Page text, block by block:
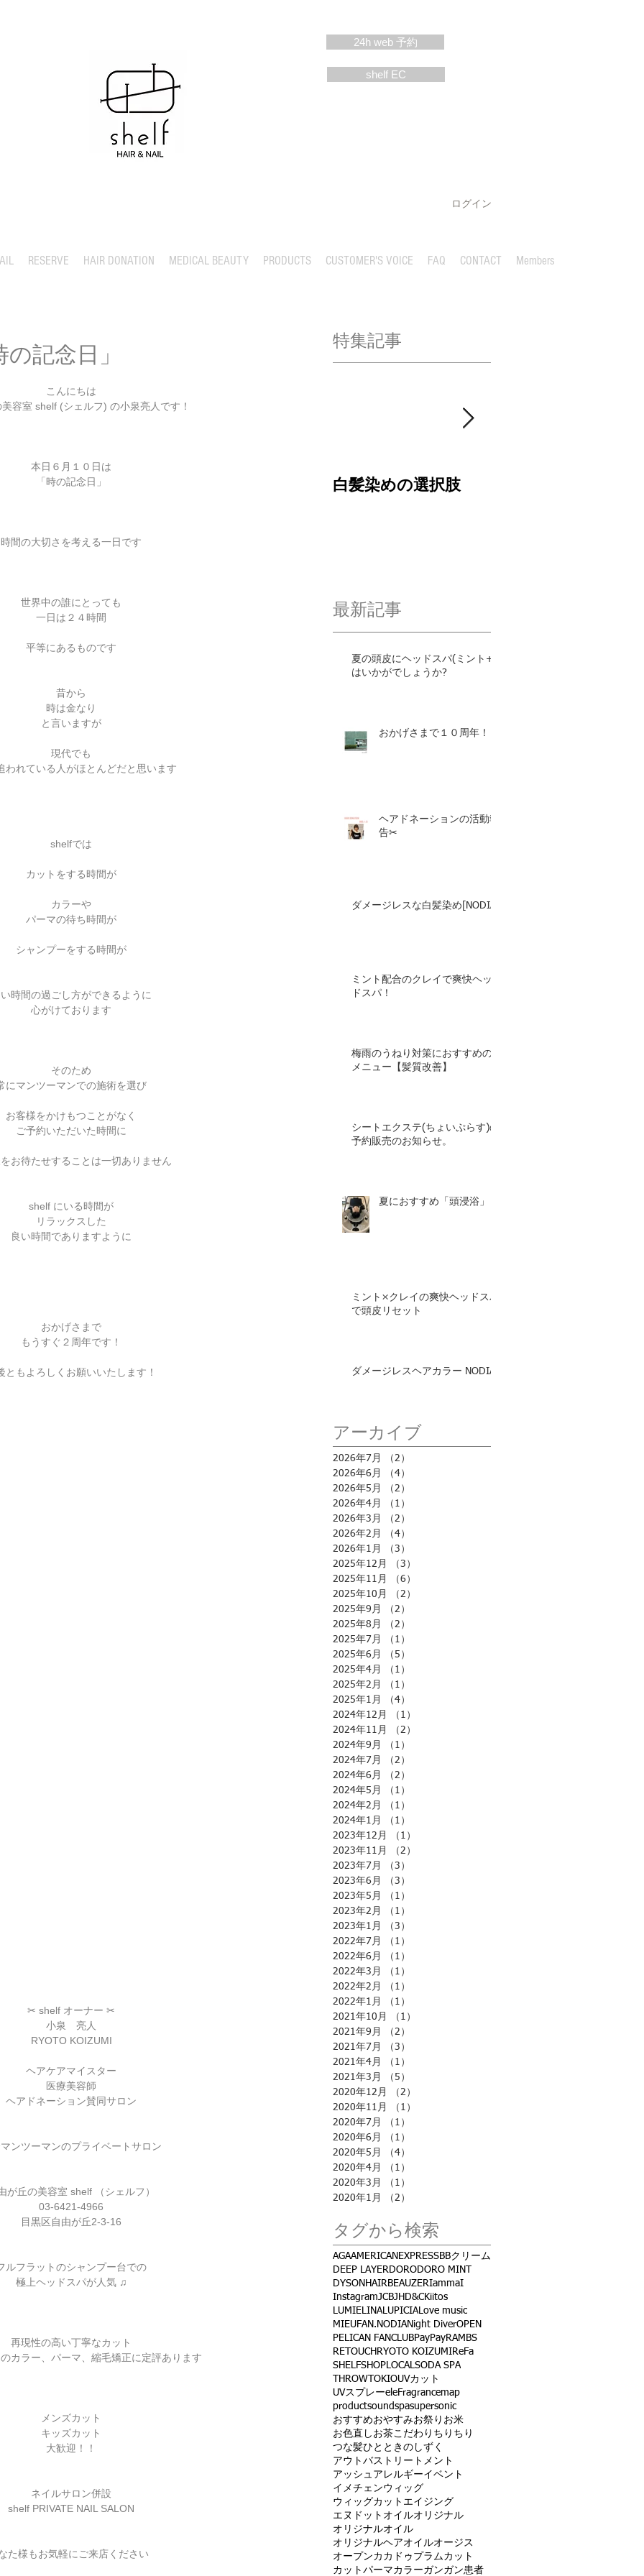
24h web 予約
shelf EC
ログイン
RESERVE HAIR DONATION MEDICAL BEAUTY PRODUCTS CUSTOMER'S VOICE FAQ CONTACT Members
記念日」
こんにちは
容室 shelf (シェルフ) の小泉亮人です！
本日６月１０日は
「時の記念日」
時間の大切さを考える一日です
世界中の誰にとっても
一日は２４時間
平等にあるものです
昔から
時は金なり
と言いますが
現代でも
われている人がほとんどだと思います
shelfでは
カットをする時間が
カラーや
パーマの待ち時間が
シャンプーをする時間が
時間の過ごし方ができるように
心がけております
そのため
にマンツーマンでの施術を選び
お客様をかけもつことがなく
ご予約いただいた時間に
お待たせすることは一切ありません
shelf にいる時間が
リラックスした
良い時間でありますように
おかげさまで
もうすぐ２周年です！
ともよろしくお願いいたします！
✂︎ shelf オーナー ✂︎
小泉　亮人
RYOTO KOIZUMI
ヘアケアマイスター
医療美容師
ヘアドネーション賛同サロン
ンツーマンのプライベートサロン
が丘の美容室 shelf （シェルフ）
03-6421-4966
目黒区自由が丘2-3-16
ルフラットのシャンプー台での
極上ヘッドスパが人気 ♫
再現性の高い丁寧なカット
カラー、パーマ、縮毛矯正に定評あります
メンズカット
キッズカット
大歓迎！！
ネイルサロン併設
shelf PRIVATE NAIL SALON
た様もお気軽にご来店ください
特集記事
白髪染めの選択肢
最新記事
夏の頭皮にヘッドスパ(ミント+)
はいかがでしょうか?
おかげさまで１０周年！
ヘアドネーションの活動報
告✂︎
ダメージレスな白髪染め[NODIA]
ミント配合のクレイで爽快ヘッ
ドスパ！
梅雨のうねり対策におすすめの
メニュー【髪質改善】
シートエクステ(ちょいぷらす)の
予約販売のお知らせ。
夏におすすめ「頭浸浴」
ミント×クレイの爽快ヘッドスパ
で頭皮リセット
ダメージレスヘアカラー NODIA
アーカイブ
2026年7月 （2）
2026年6月
（4）
2026年5月
（2）
2026年4月
（1）
2026年3月
（2）
2026年2月
（4）
2026年1月
（3）
2025年12月
（3）
2025年11月
（6）
2025年10月
（2）
2025年9月
（2）
2025年8月
（2）
2025年7月
（1）
2025年6月
（5）
2025年4月
（1）
2025年2月
（1）
2025年1月
（4）
2024年12月
（1）
2024年11月
（2）
2024年9月
（1）
2024年7月
（2）
2024年6月
（2）
2024年5月
（1）
2024年2月
（1）
2024年1月
（1）
2023年12月
（1）
2023年11月
（2）
2023年7月
（3）
2023年6月
（3）
2023年5月
（1）
2023年2月
（1）
2023年1月
（3）
2022年7月
（1）
2022年6月
（1）
2022年3月
（1）
2022年2月
（1）
2022年1月
（1）
2021年10月
（1）
2021年9月
（2）
2021年7月
（3）
2021年4月
（1）
2021年3月
（5）
2020年12月
（2）
2020年11月
（1）
2020年7月
（1）
2020年6月
（1）
2020年5月
（4）
2020年4月
（1）
2020年3月
（1）
2020年1月
（2）
タグから検索
AGAAMERICANEXPRESSBBクリーム
DEEP LAYER DORODORO MINT
DYSON HAIRBEAUZERIammaI
InstagramJCBJHD&CKiitos
LUMIELINA LUPICIA Love music
MIEUFAN. NODIANight DiverOPEN
PELICAN FANCLUBPayPayRAMBS
RETOUCH RYOTO KOIZUMIReFa
SHELFSHOPLOCAL SODA SPA
THROWTOKIOUVカット
UVスプレーeleFragrancemap
productsoundspasupersonic
おすすめおやすみお祭り お米
お色直し お茶こだわり ちりちり
つな髪ひとときのしずく
アウトバストリートメント
アッシュ アレルギーイベント
イメチェンウィッグ
ウィッグカット エイジング
エヌドット オイルオリジナル
オリジナルオイル
オリジナルヘアオイルオージス
オープンカカドゥプラムカット
カットパーマカラーガンガン患者